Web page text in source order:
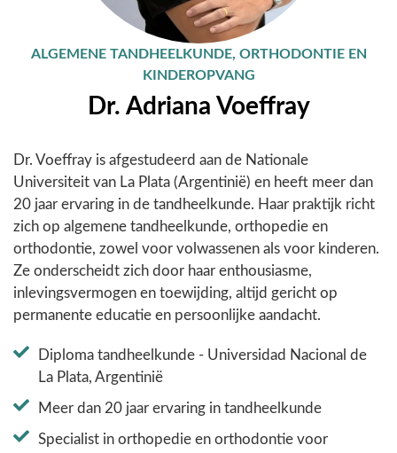
ALGEMENE TANDHEELKUNDE, ORTHODONTIE EN
KINDEROPVANG
Dr. Adriana Voeffray
Dr. Voeffray is afgestudeerd aan de Nationale
Universiteit van La Plata (Argentinië) en heeft meer dan
20 jaar ervaring in de tandheelkunde. Haar praktijk richt
zich op algemene tandheelkunde, orthopedie en
orthodontie, zowel voor volwassenen als voor kinderen.
Ze onderscheidt zich door haar enthousiasme,
inlevingsvermogen en toewijding, altijd gericht op
permanente educatie en persoonlijke aandacht.
Diploma tandheelkunde - Universidad Nacional de
La Plata, Argentinië
Meer dan 20 jaar ervaring in tandheelkunde
Specialist in orthopedie en orthodontie voor